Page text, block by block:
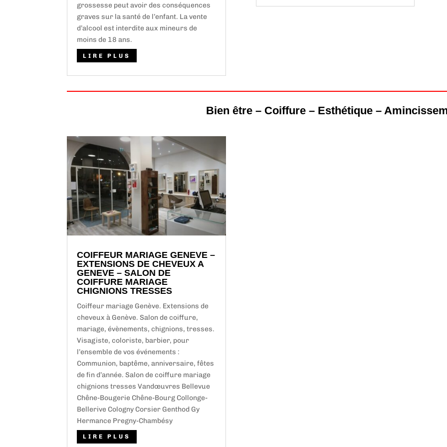
grossesse peut avoir des conséquences
graves sur la santé de l’enfant. La vente
d’alcool est interdite aux mineurs de
moins de 18 ans.
LIRE PLUS
Bien être – Coiffure – Esthétique –
COIFFEUR MARIAGE GENEVE –
EXTENSIONS DE CHEVEUX A
GENEVE – SALON DE
COIFFURE MARIAGE
CHIGNIONS TRESSES
Coiffeur mariage Genève. Extensions de
cheveux à Genève. Salon de coiffure,
mariage, évènements, chignions, tresses.
Visagiste, coloriste, barbier, pour
l’ensemble de vos événements :
Communion, baptême, anniversaire, fêtes
de fin d’année. Salon de coiffure mariage
chignions tresses Vandœuvres Bellevue
Chêne-Bougerie Chêne-Bourg Collonge-
Bellerive Cologny Corsier Genthod Gy
Hermance Pregny-Chambésy
LIRE PLUS